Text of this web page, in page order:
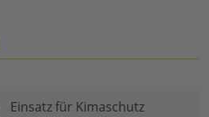
Einsatz für Kimaschutz